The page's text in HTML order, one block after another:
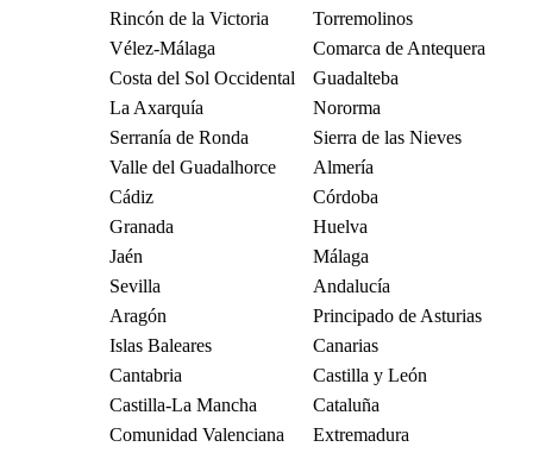
Rincón de la Victoria
Torremolinos
Vélez-Málaga
Comarca de Antequera
Costa del Sol Occidental
Guadalteba
La Axarquía
Nororma
Serranía de Ronda
Sierra de las Nieves
Valle del Guadalhorce
Almería
Cádiz
Córdoba
Granada
Huelva
Jaén
Málaga
Sevilla
Andalucía
Aragón
Principado de Asturias
Islas Baleares
Canarias
Cantabria
Castilla y León
Castilla-La Mancha
Cataluña
Comunidad Valenciana
Extremadura